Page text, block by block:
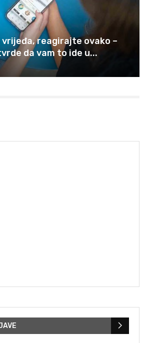
vrijeđa, reagirajte ovako –
da vam to ide u...